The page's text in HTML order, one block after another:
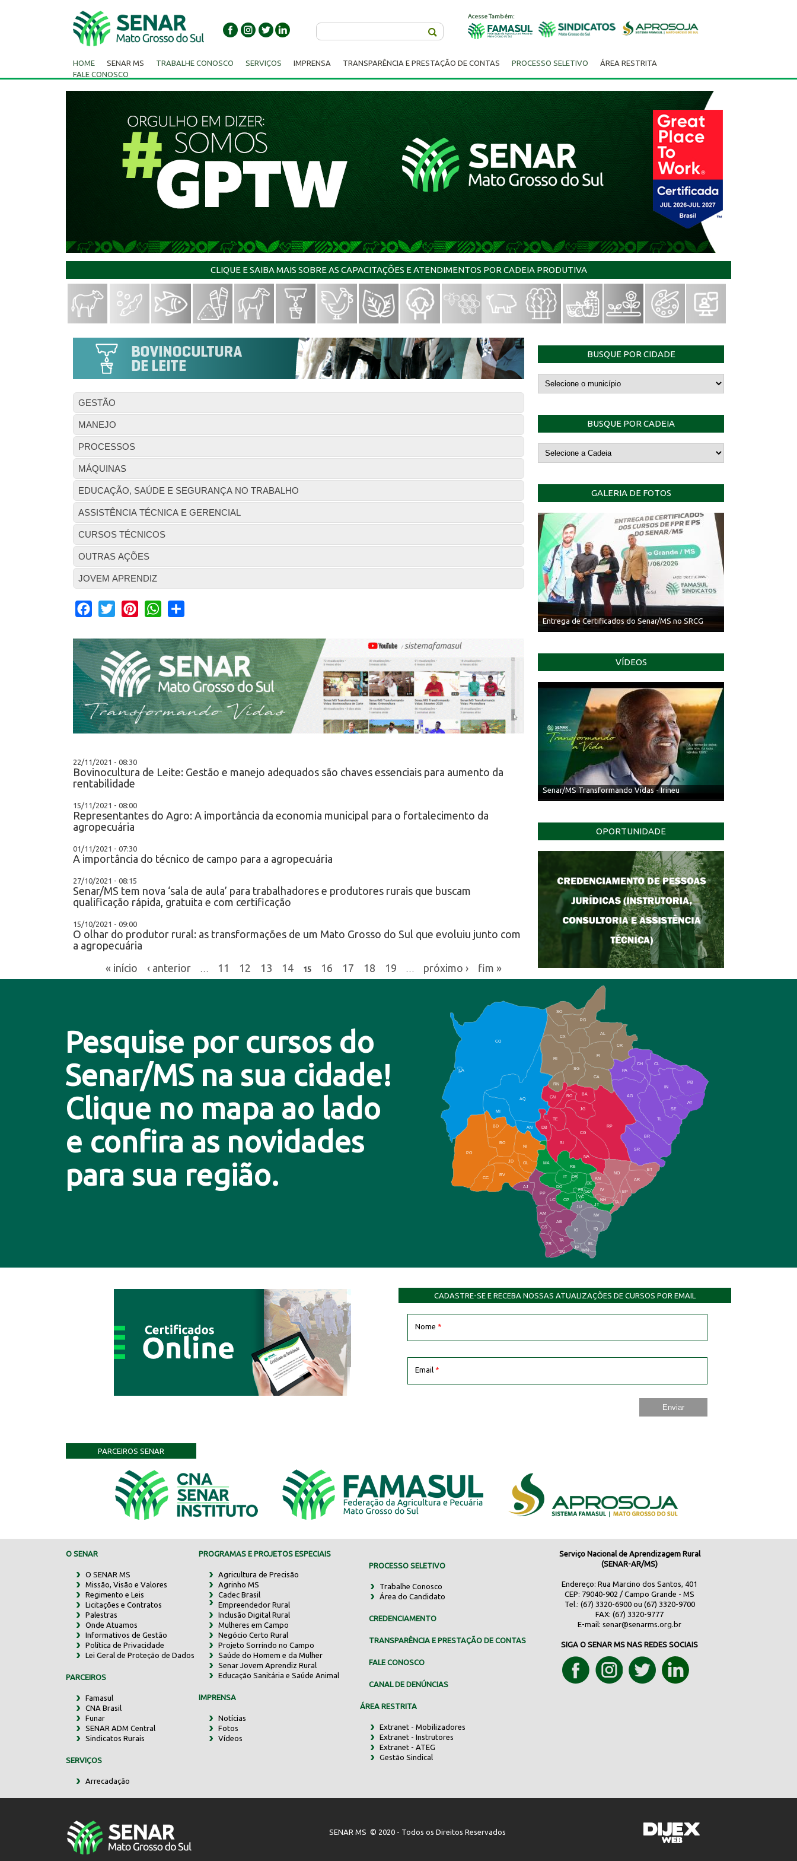
Acesse Também:
HOME SENAR MS TRABALHE CONOSCO SERVIÇOS IMPRENSA TRANSPARÊNCIA E PRESTAÇÃO DE CONTAS PROCESSO SELETIVO
ÁREA RESTRITA
FALE CONOSCO
CLIQUE E SAIBA MAIS SOBRE AS CAPACITAÇÕES E ATENDIMENTOS POR CADEIA PRODUTIVA
BUSQUE POR CIDADE
BUSQUE POR CADEIA
GALERIA DE FOTOS
Entrega de Certificados do Senar/MS no SRCG
VÍDEOS
Senar/MS Transformando Vidas - Irineu
OPORTUNIDADE
GESTÃO
MANEJO
PROCESSOS
MÁQUINAS
EDUCAÇÃO, SAÚDE E SEGURANÇA NO TRABALHO
ASSISTÊNCIA TÉCNICA E GERENCIAL
CURSOS TÉCNICOS
OUTRAS AÇÕES
JOVEM APRENDIZ
Facebook
Twitter PinterestWhatsApp
22/11/2021 - 08:30
Bovinocultura de Leite: Gestão e manejo adequados são chaves essenciais para aumento da
rentabilidade
15/11/2021 - 08:00
Representantes do Agro: A importância da economia municipal para o fortalecimento da
agropecuária
01/11/2021 - 07:30
A importância do técnico de campo para a agropecuária
27/10/2021 - 08:15
Senar/MS tem nova ‘sala de aula’ para trabalhadores e produtores rurais que buscam
qualificação rápida, gratuita e com certificação
15/10/2021 - 09:00
O olhar do produtor rural: as transformações de um Mato Grosso do Sul que evoluiu junto com
a agropecuária
« início
‹ anterior 11 12 13 14 15 16 17 18 19 próximo › fim »
Pesquise por cursos do
Senar/MS na sua cidade!
Clique no mapa ao lado
e confira as novidades
para sua região.
CO
AQ
MI
AN
CX
RI
AL
CR
FI
SG
BA
CA
PA
CH CL
PB
SE
TL
AG
BR
SR
BT
AR
RP
RO
JG
CG
SI
NA
TA
NH
JT
RB
MA
IT
DR
DO
CP
JU
NV
IQ
EL
BD
BO
NI
JD
PO
BV
CC
PP
AJ
LC
AM
AB
JP
DB
TE
CS
PR
TA
SQ
IG
MN
IN
NO
BP
RN
CN
GL
AN
IV
FS
VC
GD
DE
AT
PG
SO
LA
CADASTRE-SE E RECEBA NOSSAS ATUALIZAÇÕES DE CURSOS POR EMAIL
Nome *
Email *
PARCEIROS SENAR
O SENAR
O SENAR MS
Missão, Visão e Valores
Regimento e Leis
Licitações e Contratos
Palestras
Onde Atuamos
Informativos de Gestão
Política de Privacidade
Lei Geral de Proteção de Dados
PARCEIROS
Famasul
CNA Brasil
Funar
SENAR ADM Central
Sindicatos Rurais
SERVIÇOS
Arrecadação
PROGRAMAS E PROJETOS ESPECIAIS
Agricultura de Precisão
Agrinho MS
Cadec Brasil
Empreendedor Rural
Inclusão Digital Rural
Mulheres em Campo
Negócio Certo Rural
Projeto Sorrindo no Campo
Saúde do Homem e da Mulher
Senar Jovem Aprendiz Rural
Educação Sanitária e Saúde Animal
IMPRENSA
Notícias
Fotos
Vídeos
PROCESSO SELETIVO
Trabalhe Conosco
Área do Candidato
CREDENCIAMENTO
TRANSPARÊNCIA E PRESTAÇÃO DE CONTAS
FALE CONOSCO
CANAL DE DENÚNCIAS
ÁREA RESTRITA
Extranet - Mobilizadores
Extranet - Instrutores
Extranet - ATEG
Gestão Sindical
Serviço Nacional de Aprendizagem Rural
(SENAR-AR/MS)
Endereço: Rua Marcino dos Santos, 401
CEP: 79040-902 / Campo Grande - MS
Tel.: (67) 3320-6900 ou (67) 3320-9700
FAX: (67) 3320-9777
E-mail:senar@senarms.org.br
SIGA O SENAR MS NAS REDES SOCIAIS
SENAR MS © 2020 - Todos os Direitos Reservados